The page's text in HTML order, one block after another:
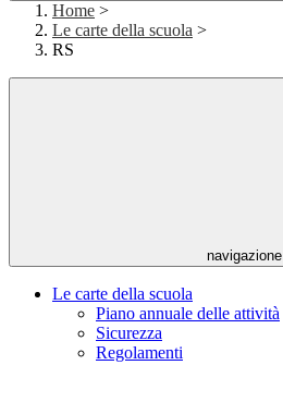
Home >
Le carte della scuola >
RS
navigazione
Le carte della scuola
Piano annuale delle attività
Sicurezza
Regolamenti